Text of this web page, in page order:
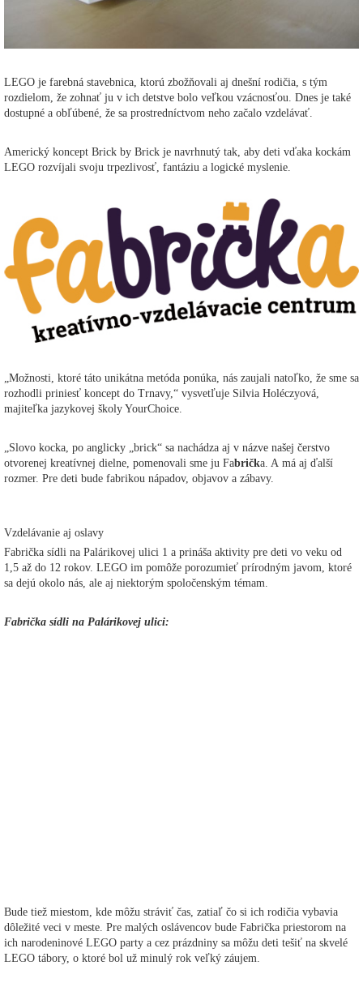
LEGO je farebná stavebnica, ktorú zbožňovali aj dnešní rodičia, s tým
rozdielom, že zohnať ju v ich detstve bolo veľkou vzácnosťou. Dnes je také
dostupné a obľúbené, že sa prostredníctvom neho začalo vzdelávať.
Americký koncept Brick by Brick je navrhnutý tak, aby deti vďaka kockám
LEGO rozvíjali svoju trpezlivosť, fantáziu a logické myslenie.
„Možnosti, ktoré táto unikátna metóda ponúka, nás zaujali natoľko, že sme sa
rozhodli priniesť koncept do Trnavy,“ vysvetľuje Silvia Holéczyová,
majiteľka jazykovej školy YourChoice.
„Slovo kocka, po anglicky „brick“ sa nachádza aj v názve našej čerstvo
otvorenej kreatívnej dielne, pomenovali sme ju Fabrička. A má aj ďalší
rozmer. Pre deti bude fabrikou nápadov, objavov a zábavy.
Vzdelávanie aj oslavy
Fabrička sídli na Palárikovej ulici 1 a prináša aktivity pre deti vo veku od
1,5 až do 12 rokov. LEGO im pomôže porozumieť prírodným javom, ktoré
sa dejú okolo nás, ale aj niektorým spoločenským témam.
Fabrička sídli na Palárikovej ulici:
Bude tiež miestom, kde môžu stráviť čas, zatiaľ čo si ich rodičia vybavia
dôležité veci v meste. Pre malých oslávencov bude Fabrička priestorom na
ich narodeninové LEGO party a cez prázdniny sa môžu deti tešiť na skvelé
LEGO tábory, o ktoré bol už minulý rok veľký záujem.